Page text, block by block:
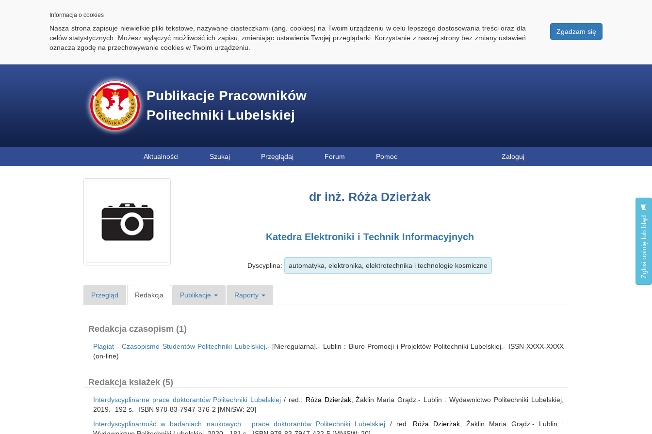
Informacja o cookies
Zgadzam się
Nasza strona zapisuje niewielkie pliki tekstowe, nazywane ciasteczkami (ang. cookies) na Twoim urządzeniu w celu lepszego dostosowania treści oraz dla
celów statystycznych. Możesz wyłączyć możliwość ich zapisu, zmieniając ustawienia Twojej przeglądarki. Korzystanie z naszej strony bez zmiany ustawień
oznacza zgodę na przechowywanie cookies w Twoim urządzeniu.
Publikacje Pracowników
Politechniki Lubelskiej
Aktualności Szukaj Przeglądaj Forum Pomoc Zaloguj
Zgłoś opinię lub błąd
dr inż. Róża Dzierżak
Katedra Elektroniki i Technik Informacyjnych
Dyscyplina: automatyka, elektronika, elektrotechnika i technologie kosmiczne
Przegląd Redakcja Publikacje Raporty
Redakcja czasopism (1)
Plagiat - Czasopismo Studentów Politechniki Lubelskiej.- [Nieregularna].- Lublin : Biuro Promocji i Projektów Politechniki Lubelskiej.- ISSN XXXX-XXXX
(on-line)
Redakcja ksiażek (5)
Interdyscyplinarne prace doktorantów Politechniki Lubelskiej / red.: Róża Dzierżak, Żaklin Maria Grądz.- Lublin : Wydawnictwo Politechniki Lubelskiej,
2019.- 192 s.- ISBN 978-83-7947-376-2 [MNiSW: 20]
Interdyscyplinarność w badaniach naukowych : prace doktorantów Politechniki Lubelskiej / red. Róża Dzierżak , Żaklin Maria Grądz.- Lublin :